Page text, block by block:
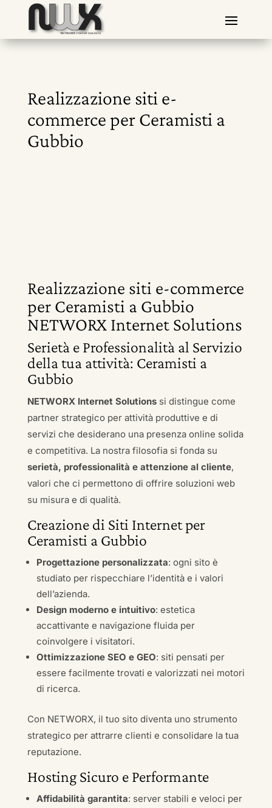
Realizzazione siti e-
commerce per Ceramisti a
Gubbio
Realizzazione siti e-commerce
per Ceramisti a Gubbio
NETWORX Internet Solutions
Serietà e Professionalità al Servizio
della tua attività: Ceramisti a
Gubbio
NETWORX Internet Solutionssi distingue come
partner strategico per attività produttive e di
servizi che desiderano una presenza online solida
e competitiva. La nostra filosofia si fonda su
serietà, professionalità e attenzione al cliente,
valori che ci permettono di offrire soluzioni web
su misura e di qualità.
Creazione di Siti Internet per
Ceramisti a Gubbio
Progettazione personalizzata: ogni sito è
studiato per rispecchiare l’identità e i valori
dell’azienda.
Design moderno e intuitivo: estetica
accattivante e navigazione fluida per
coinvolgere i visitatori.
Ottimizzazione SEO e GEO: siti pensati per
essere facilmente trovati e valorizzati nei motori
di ricerca.
Con NETWORX, il tuo sito diventa uno strumento
strategico per attrarre clienti e consolidare la tua
reputazione.
Hosting Sicuro e Performante
Affidabilità garantita: server stabili e veloci per